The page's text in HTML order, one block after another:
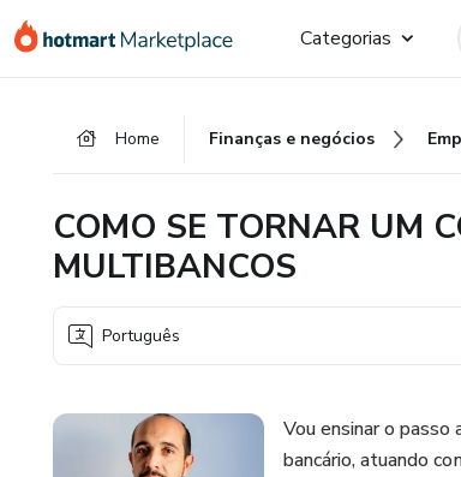
para
para
para
Categorias
Home Finanças e negócios
COMO SE TORNAR UM
MULTIBANCOS
Português
Vou ensinar o
bancário, atuando